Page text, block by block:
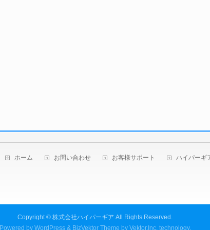
ホーム お問い合わせ お客様サポート ハイパーギ
Copyright © 株式会社ハイパーギア All Rights Reserved.
Powered by WordPress& BizVektor Theme by Vektor,Inc.technology.